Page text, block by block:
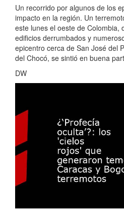
Un recorrido por algunos de los
impacto en la región. Un
este lunes el oeste de Colombia,
edificios derrumbados y
epicentro cerca de San José del
del Chocó, se sintió en buena
DW